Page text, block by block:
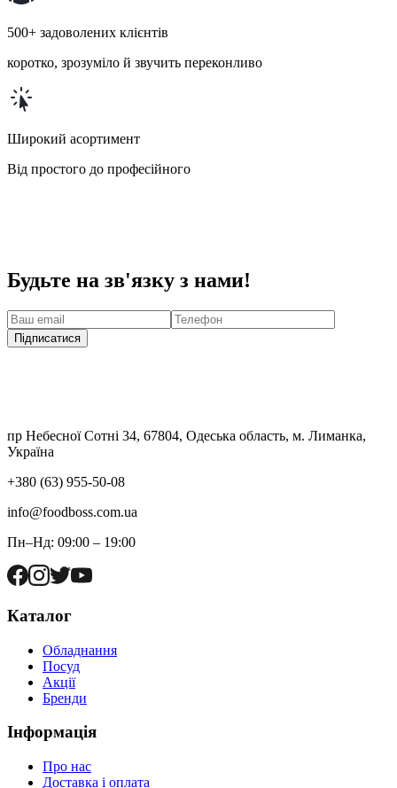
500+ задоволених клієнтів
коротко, зрозуміло й звучить переконливо
Широкий асортимент
Від простого до професійного
Будьте на зв'язку з нами!
Підписатися
пр Небесної Сотні 34, 67804, Одеська область, м. Лиманка,
Україна
+380 (63) 955-50-08
info@foodboss.com.ua
Пн–Нд: 09:00 – 19:00
Каталог
Обладнання
Посуд
Акції
Бренди
Інформація
Про нас
Доставка і оплата